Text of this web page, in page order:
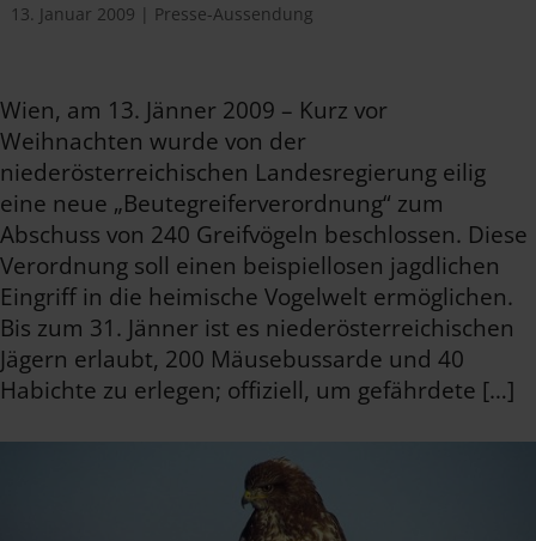
13. Januar 2009 | Presse-Aussendung
Wien, am 13. Jänner 2009 – Kurz vor
Weihnachten wurde von der
niederösterreichischen Landesregierung eilig
eine neue „Beutegreiferverordnung“ zum
Abschuss von 240 Greifvögeln beschlossen. Diese
Verordnung soll einen beispiellosen jagdlichen
Eingriff in die heimische Vogelwelt ermöglichen.
Bis zum 31. Jänner ist es niederösterreichischen
Jägern erlaubt, 200 Mäusebussarde und 40
Habichte zu erlegen; offiziell, um gefährdete […]